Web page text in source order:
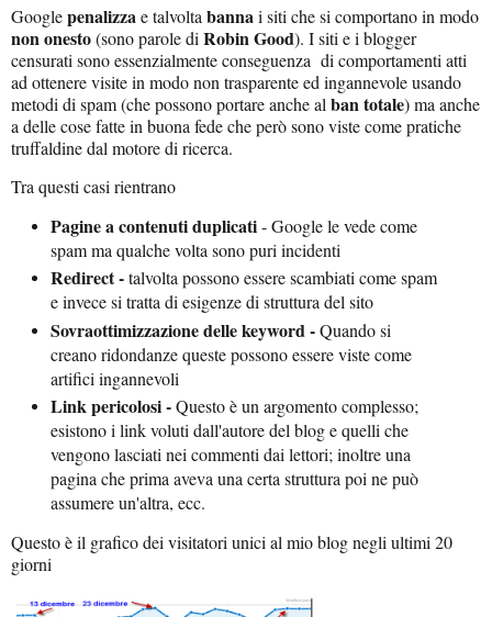
Googlepenalizzae talvoltabannai siti che si comportano in modo
non onesto(sono parole diRobin Good). I siti e i blogger
censurati sono essenzialmente conseguenza di comportamenti atti
ad ottenere visite in modo non trasparente ed ingannevole usando
metodi di spam (che possono portare anche alban totale) ma anche
a delle cose fatte in buona fede che però sono viste come pratiche
truffaldine dal motore di ricerca.
Tra questi casi rientrano
Pagine a contenuti duplicati- Google le vede come
spam ma qualche volta sono puri incidenti
Redirect -talvolta possono essere scambiati come spam
e invece si tratta di esigenze di struttura del sito
Sovraottimizzazione delle keyword -Quando si
creano ridondanze queste possono essere viste come
artifici ingannevoli
Link pericolosi -Questo è un argomento complesso;
esistono i link voluti dall'autore del blog e quelli che
vengono lasciati nei commenti dai lettori; inoltre una
pagina che prima aveva una certa struttura poi ne può
assumere un'altra, ecc.
Questo è il grafico dei visitatori unici al mio blog negli ultimi 20
giorni